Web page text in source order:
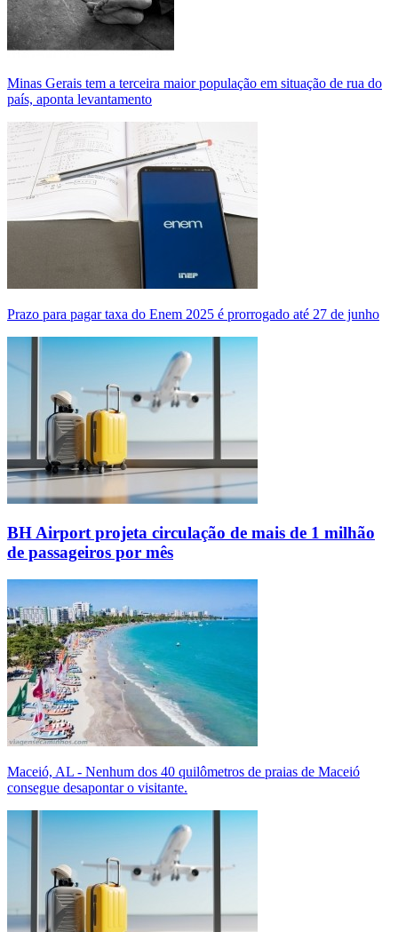
Minas Gerais tem a terceira maior população em situação de rua do
país, aponta levantamento
Prazo para pagar taxa do Enem 2025 é prorrogado até 27 de junho
BH Airport projeta circulação de mais de 1 milhão
de passageiros por mês
Maceió, AL - Nenhum dos 40 quilômetros de praias de Maceió
consegue desapontar o visitante.